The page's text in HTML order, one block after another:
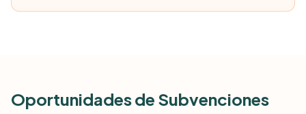
Oportunidades de Subvenciones